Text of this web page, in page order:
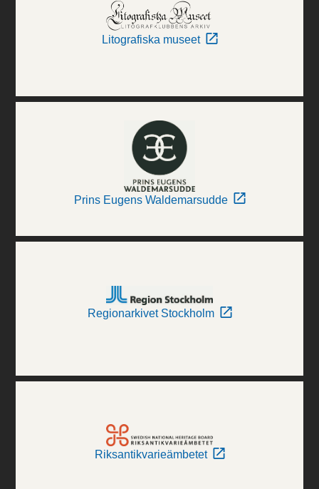
Litografiska museet
Prins Eugens Waldemarsudde
Regionarkivet Stockholm
Riksantikvarieämbetet